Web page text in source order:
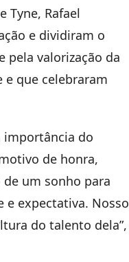
Tyne, Rafael
e dividiram o
pela valorização da
que celebraram
importância do
de honra,
um sonho para
e expectativa. Nosso
do talento dela”,